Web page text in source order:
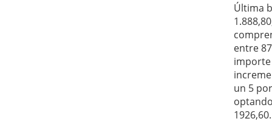
Última
entre
importe
un 5
1926,60.